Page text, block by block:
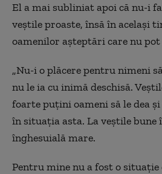
El a mai subliniat apoi că nu-i
veștile proaste, însă în același
oamenilor așteptări care nu
„Nu-i o plăcere pentru nimeni
nu le ia cu inimă deschisă.
foarte puțini oameni să le dea
în situația asta. La veștile bune
înghesuială mare.
Pentru mine nu a fost o